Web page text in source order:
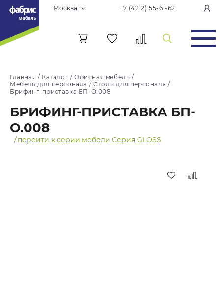
Москва +7 (4212) 55-61-62
Главная / Каталог /Офисная мебель /
Мебель для персонала / Столы для персонала /
Брифинг-приставка БП-О.008
БРИФИНГ-ПРИСТАВКА БП-
О.008
/перейти к серии мебели Серия GLOSS